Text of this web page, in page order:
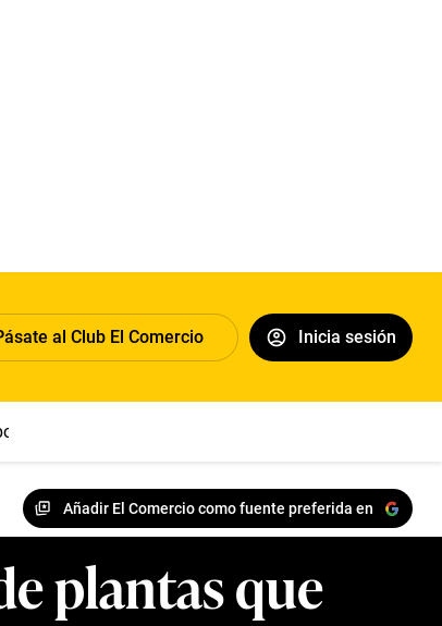
al Club El Comercio Inicia sesión
Boys
Añadir El Comercio como fuente preferida en
plantas que